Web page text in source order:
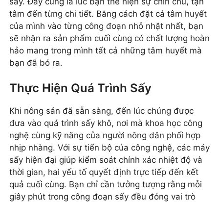
tâm đến từng chi tiết. Bằng cách đặt cả tâm huyết
của mình vào từng công đoạn nhỏ nhặt nhất, bạn
sẽ nhận ra sản phẩm cuối cùng có chất lượng hoàn
hảo mang trong mình tất cả những tâm huyết mà
bạn đã bỏ ra.
Thực Hiện Quá Trình Sấy
Khi nông sản đã sẵn sàng, đến lúc chúng được
đưa vào quá trình sấy khô, nơi mà khoa học công
nghệ cùng kỹ năng của người nông dân phối hợp
nhịp nhàng. Với sự tiến bộ của công nghệ, các máy
sấy hiện đại giúp kiểm soát chính xác nhiệt độ và
thời gian, hai yếu tố quyết định trực tiếp đến kết
quả cuối cùng. Bạn chỉ cần tưởng tượng rằng mỗi
giây phút trong công đoạn sấy đều đóng vai trò